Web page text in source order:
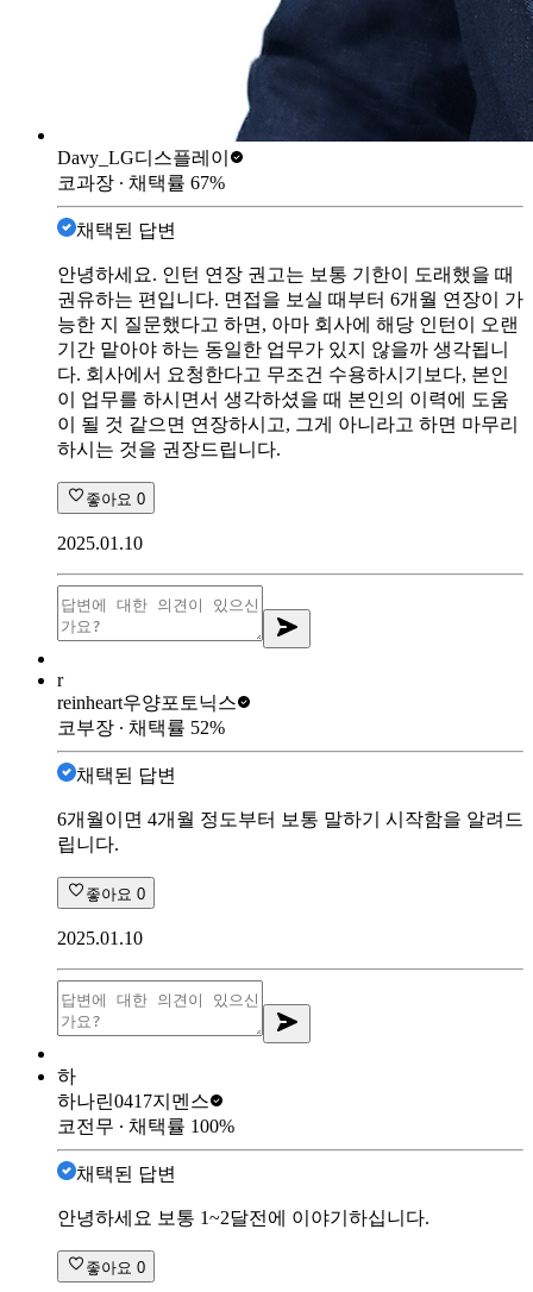
Davy_ LG디스플레이
코과장 ∙ 채택률 67%
채택된 답변
안녕하세요. 인턴 연장 권고는 보통 기한이 도래했을 때
권유하는 편입니다. 면접을 보실 때부터 6개월 연장이 가
능한 지 질문했다고 하면, 아마 회사에 해당 인턴이 오랜
기간 맡아야 하는 동일한 업무가 있지 않을까 생각됩니
다. 회사에서 요청한다고 무조건 수용하시기보다, 본인
이 업무를 하시면서 생각하셨을 때 본인의 이력에 도움
이 될 것 같으면 연장하시고, 그게 아니라고 하면 마무리
하시는 것을 권장드립니다.
좋아요 0
2025.01.10
r
reinheart우양포토닉스
코부장 ∙ 채택률 52%
채택된 답변
6개월이면 4개월 정도부터 보통 말하기 시작함을 알려드
립니다.
좋아요 0
2025.01.10
하
하나린0417지멘스
코전무 ∙ 채택률 100%
채택된 답변
안녕하세요 보통 1~2달전에 이야기하십니다.
좋아요 0